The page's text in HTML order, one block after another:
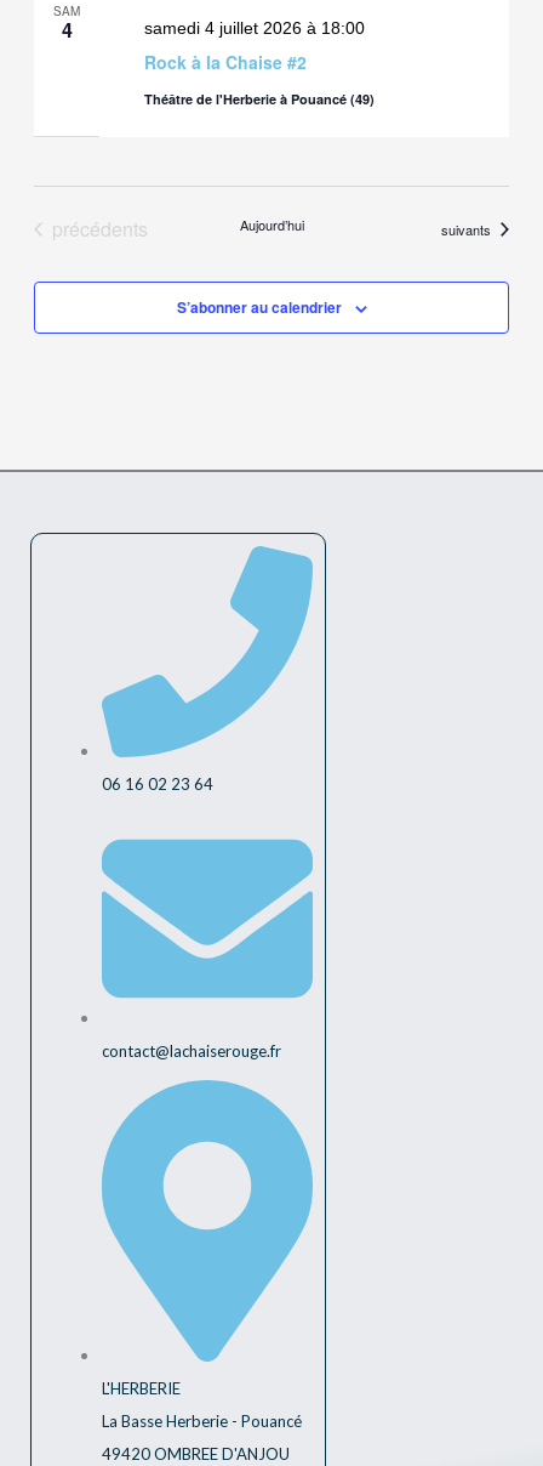
SAM
4
Rock à la Chaise #2
samedi 4 juillet 2026 à 18:00
Théâtre de l'Herberie à Pouancé (49)
Évènements
précédents Aujourd’hui Évènements
suivants
S’abonner au calendrier
06 16 02 23 64
contact@lachaiserouge.fr
L'HERBERIE
La Basse Herberie - Pouancé
49420 OMBREE D'ANJOU